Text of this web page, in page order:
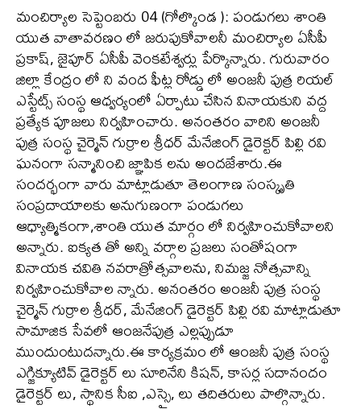
మంచిర్యాల సెప్టెంబరు 04 (గోల్కొండ ): పండుగలు శాంతి
యుత వాతావరణం లో జరుపుకోవాలనీ మంచిర్యాల ఏసీపీ
ప్రకాష్, జైపూర్ ఏసీపీ వెంకటేశ్వర్లు పేర్కొన్నారు. గురువారం
జిల్లా కేంద్రం లో ని వంద ఫీట్ల రోడ్డు లో అంజనీ పుత్ర రియల్
ఎస్టేట్స్ సంస్థ ఆధ్వర్యంలో ఏర్పాటు చేసిన వినాయకుని వద్ద
ప్రత్యేక పూజలు నిర్వహించారు. అనంతరం వారిని అంజనీ
పుత్ర సంస్థ చైర్మెన్ గుర్రాల శ్రీధర్ మేనేజింగ్ డైరెక్టర్ పిల్లి రవి
ఘనంగా సన్మానించి జ్ఞాపిక లను అందజేశారు.ఈ
సందర్భంగా వారు మాట్లాడుతూ తెలంగాణ సంస్కృతి
సంప్రదాయాలకు అనుగుణంగా పండుగలు
ఆధ్యాత్మికంగా,శాంతి యుత మార్గం లో నిర్వహించుకోవాలని
అన్నారు. ఐక్యత తో అన్ని వర్గాల ప్రజలు సంతోషంగా
వినాయక చవితి నవరాత్రోత్సవాలను, నిమజ్జ నోత్సవాన్ని
నిర్వహించుకోవాల న్నారు. అనంతరం అంజనీ పుత్ర సంస్థ
చైర్మెన్ గుర్రాల శ్రీధర్, మేనేజింగ్ డైరెక్టర్ పిల్లి రవి మాట్లాడుతూ
సామాజిక సేవలో ఆంజనేపుత్ర ఎల్లప్పుడూ
ముందుంటుదన్నారు.ఈ కార్యక్రమం లో ఆంజనీ పుత్ర సంస్థ
ఎగ్జిక్యూటివ్ డైరెక్టర్ లు సూరినేని కిషన్, కాసర్ల సదానందం
డైరెక్టర్ లు, స్థానిక సీఐ ,ఎస్సై, లు తదితరులు పాల్గొన్నారు.